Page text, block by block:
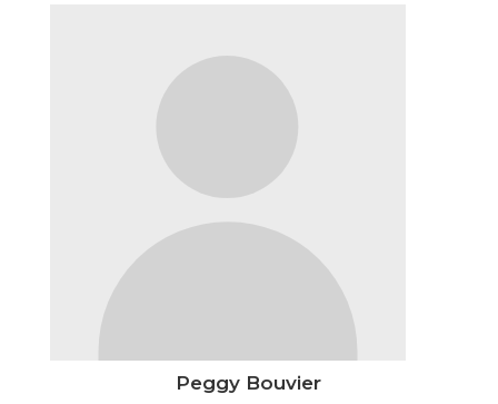
Peggy Bouvier